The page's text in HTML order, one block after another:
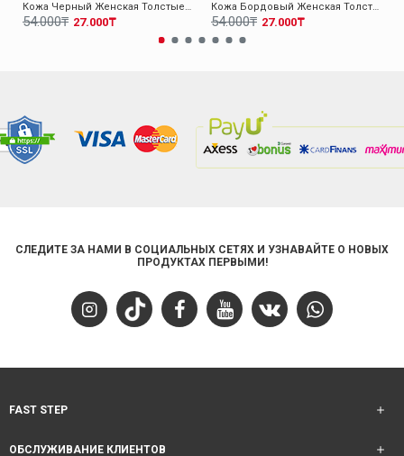
Кожа Черный Женская Толстые Каблуки Обувь 010ZA8714
27.000₸
54.000₸
Кожа Бордовый Женская Толстые Каблуки Обувь 010ZA8714
27.000₸
54.000₸
СЛЕДИТЕ ЗА НАМИ В СОЦИАЛЬНЫХ СЕТЯХ И УЗНАВАЙТЕ О НОВЫХ
ПРОДУКТАХ ПЕРВЫМИ!
FAST STEP
ОБСЛУЖИВАНИЕ КЛИЕНТОВ